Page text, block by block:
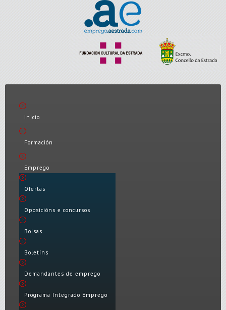
Inicio
Formación
Emprego
Ofertas
Oposicións e concursos
Bolsas
Boletíns
Demandantes de emprego
Programa Integrado Emprego